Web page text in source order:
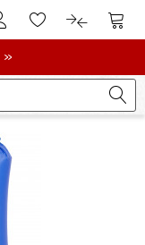
Kundenkonto
Zum Merkzettel.
Zum Zum
»